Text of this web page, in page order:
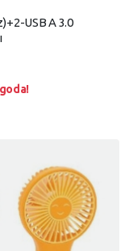
USB A 3.0